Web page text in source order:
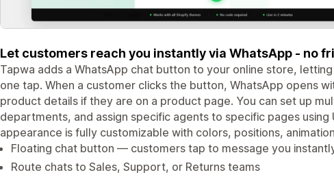
Let customers reach you instantly via WhatsApp - no
Tapwa adds a WhatsApp chat button to your online store,
one tap. When a customer clicks the button, WhatsApp opens
product details if they are on a product page. You can set up
departments, and assign specific agents to specific pages using
appearance is fully customizable with colors, positions,
Floating chat button — customers tap to message you
Route chats to Sales, Support, or Returns teams